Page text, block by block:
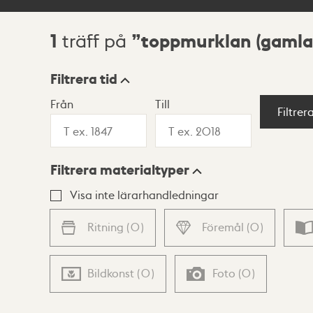
Sökresultat
1 träff på toppmurklan
Visningsläge
Lista Karta
Filtrera tid
Från Till
Filtrera materialtyper
Visa inte lärarhandledningar
Ritning (0) Föremål (0)
Bildkonst (0) Foto (0)